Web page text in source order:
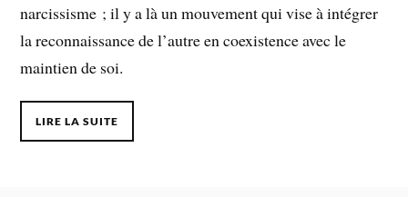
narcissisme ; il y a là un mouvement qui vise à intégrer
la reconnaissance de l’autre en coexistence avec le
maintien de soi.
LIRE LA SUITE